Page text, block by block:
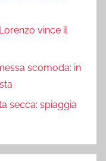
vince il
scomoda: in
secca: spiaggia